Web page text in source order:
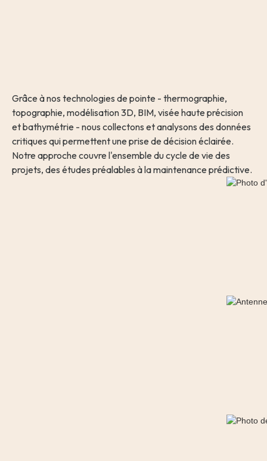
Grâce à nos technologies de pointe - thermographie,
topographie, modélisation 3D, BIM, visée haute précision
et bathymétrie - nous collectons et analysons des données
critiques qui permettent une prise de décision éclairée.
Notre approche couvre l'ensemble du cycle de vie des
projets, des études préalables à la maintenance prédictive.